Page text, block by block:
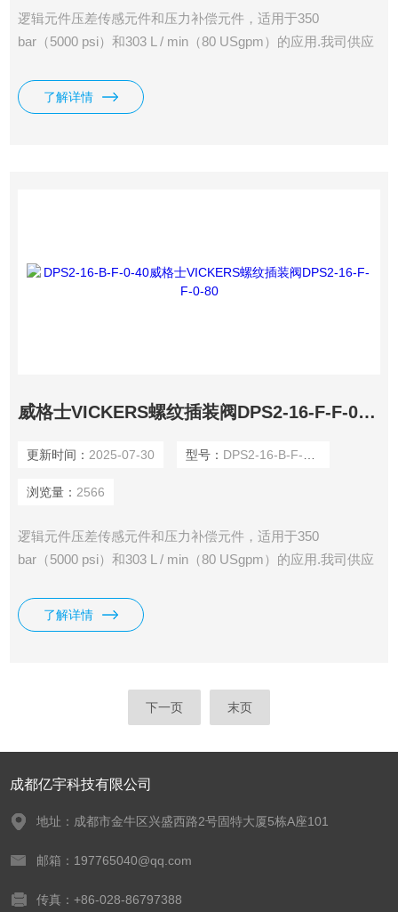
逻辑元件压差传感元件和压力补偿元件，适用于350
bar（5000 psi）和303 L / min（80 USgpm）的应用.我司供应
了解详情
威格士VICKERS螺纹插装阀DPS2-16-F-F-0-80
更新时间： 2025-07-30 型号： DPS2-16-B-F-0-40
浏览量： 2566
逻辑元件压差传感元件和压力补偿元件，适用于350
bar（5000 psi）和303 L / min（80 USgpm）的应用.我司供应
了解详情
下一页 末页
成都亿宇科技有限公司
地址：成都市金牛区兴盛西路2号固特大厦5栋A座101
邮箱：197765040@qq.com
传真：+86-028-86797388